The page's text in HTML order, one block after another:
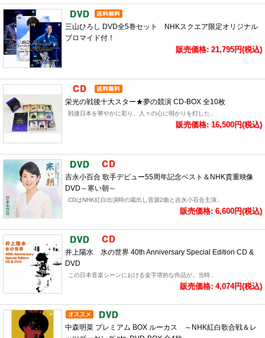
三山ひろし DVD全5巻セット NHKスクエア限定オリジナル
ブロマイド付！
販売価格: 21,795円(税込)
栄光の戦後十大スター★夢の競演 CD-BOX 全10枚
戦後日本を華やかに彩り、人々の心に明かりを灯した..
販売価格: 16,500円(税込)
吉永小百合 歌手デビュー55周年記念ベスト＆NHK貴重映像
DVD～寒い朝～
CDはNHK紅白出演時の蔵出し音源2曲と吉永小百合主演..
販売価格: 6,600円(税込)
井上陽水 氷の世界 40th Anniversary Special Edition CD &
DVD
この日本音楽シーンにおける金字塔的な作品が、当時..
販売価格: 4,074円(税込)
中森明菜 プレミアム BOX ルーカス ～NHK紅白歌合戦＆レ